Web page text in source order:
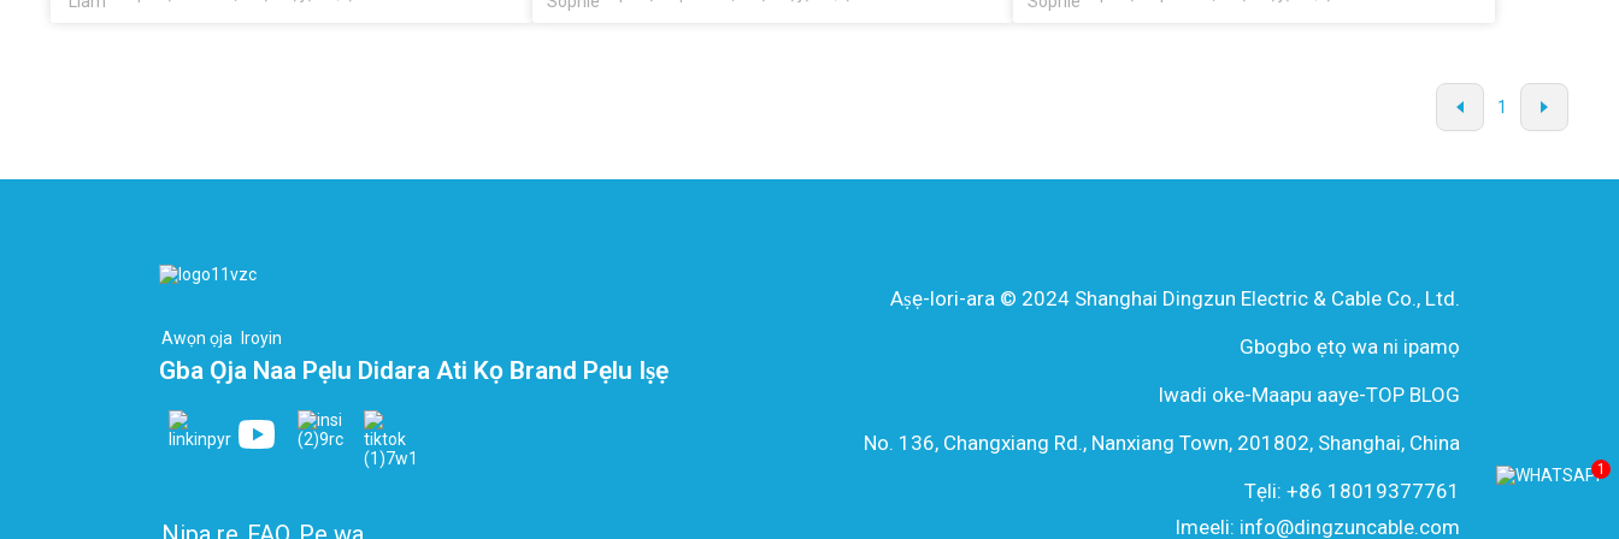
pataki pupọ fun awọn ilana orisun agbaye ni agbegbe
wo kini ohun iyanu Waya Iwọn otutu giga PTFE yoo ṣe
otutu giga. Ọja yii n fun ile-iṣẹ ni aabo ti o pọ si ni apẹrẹ
ọwọ kan diẹ ninu awọn isunmọ tuntun ti o yanilenu ti o
o ga, ati awọn anfani alailẹgbẹ lati awọn ọja asia ti ile-
ọjọ iwaju ti awọn ọna ẹrọ onirin pẹlu iṣẹ giga.
1
Awọn ọja Iroyin
Gba Ọja Naa Pẹlu Didara Ati Kọ Brand Pẹlu Iṣẹ
Aṣẹ-lori-ara © 2024 Shanghai Dingzun Electric & Cable Co., Ltd.
Gbogbo ẹtọ wa ni ipamọ
Iwadi oke-Maapu aaye-TOP BLOG
No. 136, Changxiang Rd., Nanxiang Town, 201802, Shanghai, China
Tẹli: +86 18019377761
Imeeli: info@dingzuncable.com
1